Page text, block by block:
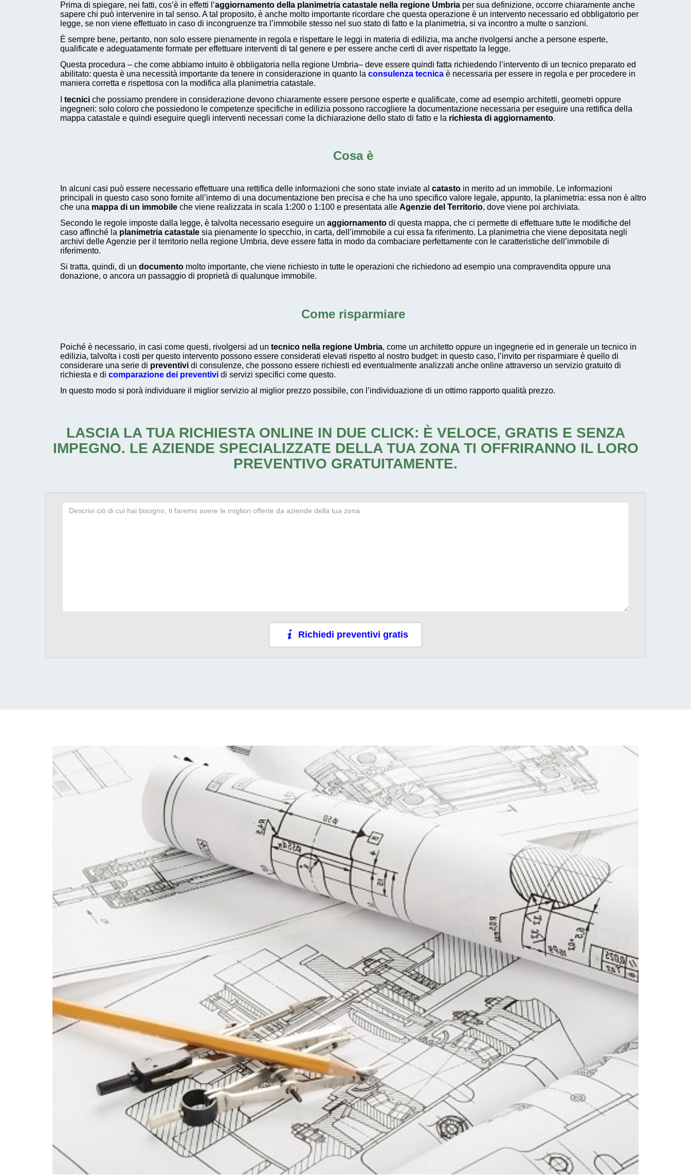
Prima di spiegare, nei fatti, cos’è in effetti l’aggiornamento della planimetria catastale nella regione Umbria per sua definizione, occorre chiaramente anche
sapere chi può intervenire in tal senso. A tal proposito, è anche molto importante ricordare che questa operazione è un intervento necessario ed obbligatorio per
legge, se non viene effettuato in caso di incongruenze tra l’immobile stesso nel suo stato di fatto e la planimetria, si va incontro a multe o sanzioni.
È sempre bene, pertanto, non solo essere pienamente in regola e rispettare le leggi in materia di edilizia, ma anche rivolgersi anche a persone esperte,
qualificate e adeguatamente formate per effettuare interventi di tal genere e per essere anche certi di aver rispettato la legge.
Questa procedura – che come abbiamo intuito è obbligatoria nella regione Umbria– deve essere quindi fatta richiedendo l’intervento di un tecnico preparato ed
abilitato: questa è una necessità importante da tenere in considerazione in quanto la consulenza tecnica è necessaria per essere in regola e per procedere in
maniera corretta e rispettosa con la modifica alla planimetria catastale.
tecnici che possiamo prendere in considerazione devono chiaramente essere persone esperte e qualificate, come ad esempio architetti, geometri oppure
ingegneri: solo coloro che possiedono le competenze specifiche in edilizia possono raccogliere la documentazione necessaria per eseguire una rettifica della
mappa catastale e quindi eseguire quegli interventi necessari come la dichiarazione dello stato di fatto e la richiesta di aggiornamento.
Cosa è
In alcuni casi può essere necessario effettuare una rettifica delle informazioni che sono state inviate al catasto in merito ad un immobile. Le informazioni
principali in questo caso sono fornite all’interno di una documentazione ben precisa e che ha uno specifico valore legale, appunto, la planimetria: essa non è altro
che una mappa di un immobile che viene realizzata in scala 1:200 o 1:100 e presentata alle Agenzie del Territorio, dove viene poi archiviata.
Secondo le regole imposte dalla legge, è talvolta necessario eseguire un aggiornamento di questa mappa, che ci permette di effettuare tutte le modifiche del
caso affinché la planimetria catastale sia pienamente lo specchio, in carta, dell’immobile a cui essa fa riferimento. La planimetria che viene depositata negli
archivi delle Agenzie per il territorio nella regione Umbria, deve essere fatta in modo da combaciare perfettamente con le caratteristiche dell’immobile di
riferimento.
Si tratta, quindi, di un documento molto importante, che viene richiesto in tutte le operazioni che richiedono ad esempio una compravendita oppure una
donazione, o ancora un passaggio di proprietà di qualunque immobile.
Come risparmiare
Poiché è necessario, in casi come questi, rivolgersi ad un tecnico nella regione Umbria, come un architetto oppure un ingegnerie ed in generale un tecnico in
edilizia, talvolta i costi per questo intervento possono essere considerati elevati rispetto al nostro budget: in questo caso, l’invito per risparmiare è quello di
considerare una serie di preventivi di consulenze, che possono essere richiesti ed eventualmente analizzati anche online attraverso un servizio gratuito di
richiesta e di comparazione dei preventivi di servizi specifici come questo.
In questo modo si porà individuare il miglior servizio al miglior prezzo possibile, con l’individuazione di un ottimo rapporto qualità prezzo.
LASCIA LA TUA RICHIESTA ONLINE IN DUE CLICK: È VELOCE, GRATIS E SENZA
IMPEGNO. LE AZIENDE SPECIALIZZATE DELLA TUA ZONA TI OFFRIRANNO IL LORO
PREVENTIVO GRATUITAMENTE.
Richiedi preventivi gratis